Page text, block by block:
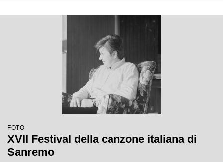
FOTO
XVII Festival della canzone italiana di
Sanremo